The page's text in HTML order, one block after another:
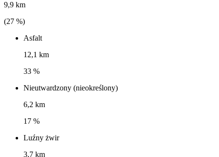
9,9 km
(27 %)
Asfalt
12,1 km
33 %
Nieutwardzony (nieokreślony)
6,2 km
17 %
Luźny żwir
3,7 km